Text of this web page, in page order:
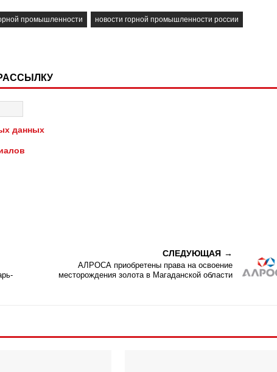
промышленности новости горной промышленности россии
данных
СЛЕДУЮЩАЯ
АЛРОСА приобретены права на освоение
месторождения золота в Магаданской области